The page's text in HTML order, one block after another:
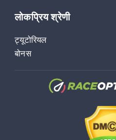
लोकप्रिय श्रेणी
ट्यूटोरियल
बोनस